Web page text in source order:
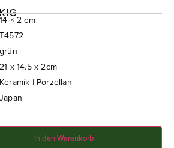
14 × 2 cm
T4572
grün
21 x 14.5 x 2cm
Keramik | Porzellan
Japan
In den Warenkorb